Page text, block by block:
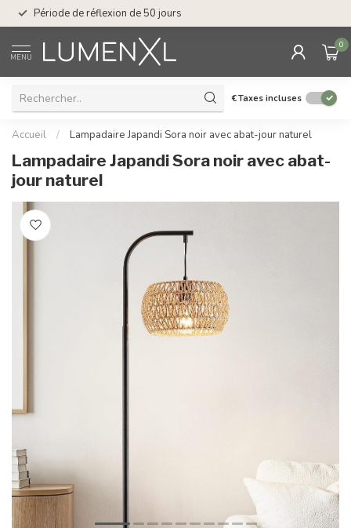
Période de réflexion de 50 jours
MENU
0
€Taxes incluses
Accueil / Lampadaire Japandi Sora noir avec abat-jour naturel
Lampadaire Japandi Sora noir avec abat-
jour naturel